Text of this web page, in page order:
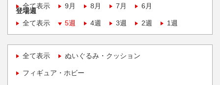
全て表示
9月 8月 7月 6月
登場週
全て表示
5週 4週 3週 2週 1週
全て表示 ぬいぐるみ・クッション
フィギュア・ホビー